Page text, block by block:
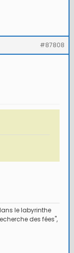
#87808
le labyrinthe
des fées",